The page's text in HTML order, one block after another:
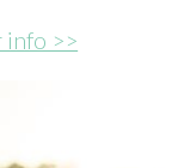
info >>